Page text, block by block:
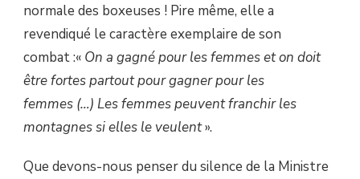
normale des boxeuses ! Pire même, elle a
revendiqué le caractère exemplaire de son
combat :« On a gagné pour les femmes et on doit
être fortes partout pour gagner pour les
femmes (…) Les femmes peuvent franchir les
montagnes si elles le veulent».
Que devons-nous penser du silence de la Ministre